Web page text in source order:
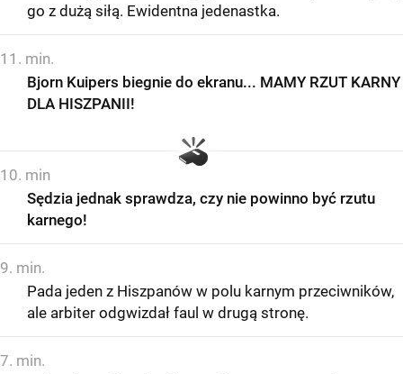
go z dużą siłą. Ewidentna jedenastka.
11. min.
Bjorn Kuipers biegnie do ekranu... MAMY RZUT KARNY
DLA HISZPANII!
10. min
Sędzia jednak sprawdza, czy nie powinno być rzutu
karnego!
9. min.
Pada jeden z Hiszpanów w polu karnym przeciwników,
ale arbiter odgwizdał faul w drugą stronę.
7. min.